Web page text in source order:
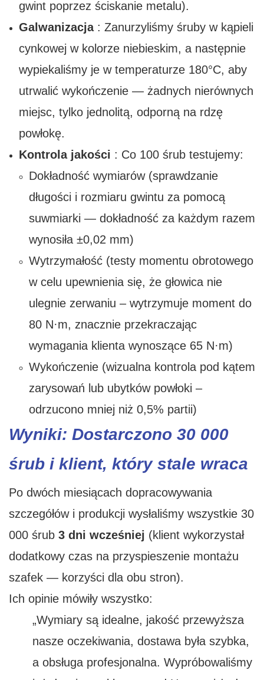
gwint poprzez ściskanie metalu).
Galwanizacja: Zanurzyliśmy śruby w kąpieli
cynkowej w kolorze niebieskim, a następnie
wypiekaliśmy je w temperaturze 180°C, aby
utrwalić wykończenie — żadnych nierównych
miejsc, tylko jednolitą, odporną na rdzę
powłokę.
Kontrola jakości : Co 100 śrub testujemy:
Dokładność wymiarów (sprawdzanie
długości i rozmiaru gwintu za pomocą
suwmiarki — dokładność za każdym razem
wynosiła ±0,02 mm)
Wytrzymałość (testy momentu obrotowego
w celu upewnienia się, że głowica nie
ulegnie zerwaniu – wytrzymuje moment do
80 N·m, znacznie przekraczając
wymagania klienta wynoszące 65 N·m)
Wykończenie (wizualna kontrola pod kątem
zarysowań lub ubytków powłoki –
odrzucono mniej niż 0,5% partii)
Wyniki: Dostarczono 30 000
śrub i klient, który stale wraca
Po dwóch miesiącach dopracowywania
szczegółów i produkcji wysłaliśmy wszystkie 30
000 śrub 3 dni wcześniej (klient wykorzystał
dodatkowy czas na przyspieszenie montażu
szafek — korzyści dla obu stron).
Ich opinie mówiły wszystko:
„Wymiary są idealne, jakość przewyższa
nasze oczekiwania, dostawa była szybka,
a obsługa profesjonalna. Wypróbowaliśmy